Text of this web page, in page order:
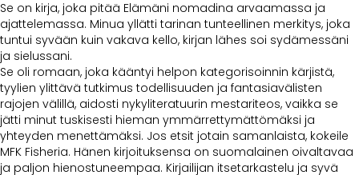
Se on kirja, joka pitää Elämäni nomadina arvaamassa ja
ajattelemassa. Minua yllätti tarinan tunteellinen merkitys, joka
tuntui syvään kuin vakava kello, kirjan lähes soi sydämessäni
ja sielussani.
Se oli romaan, joka kääntyi helpon kategorisoinnin kärjistä,
tyylien ylittävä tutkimus todellisuuden ja fantasiavälisten
rajojen välillä, aidosti nykyliteratuurin mestariteos, vaikka se
jätti minut tuskisesti hieman ymmärrettymättömäksi ja
yhteyden menettämäksi. Jos etsit jotain samanlaista, kokeile
MFK Fisheria. Hänen kirjoituksensa on suomalainen oivaltavaa
ja paljon hienostuneempaa. Kirjailijan itsetarkastelu ja syvä